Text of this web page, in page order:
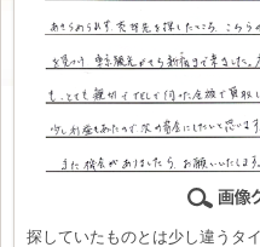
探していたものとは少し違うタ